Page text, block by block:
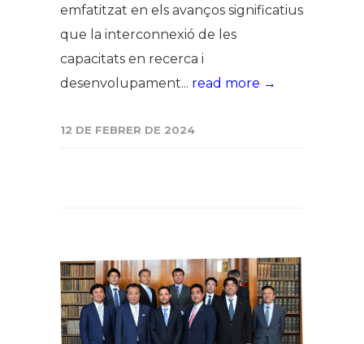
emfatitzat en els avanços significatius
que la interconnexió de les
capacitats en recerca i
desenvolupament... read more →
12 DE FEBRER DE 2024